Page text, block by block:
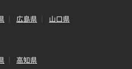
広島県 山口県
高知県